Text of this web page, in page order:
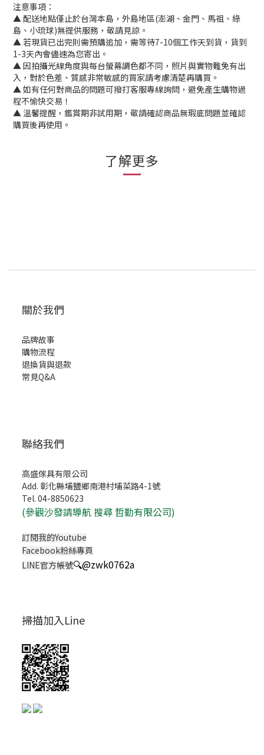
注意事項：
▲ 配送地點僅止於台灣本島，外島地區(澎湖、金門、馬祖、綠
島、小琉球)無提供服務，敬請見諒。
▲ 若現貨已出完則需預購追加，需等待7-10個工作天到貨，貨到
1-3天內會儘速為您寄出。
▲ 因拍攝光線角度與每台螢幕調色都不同，照片與實物難免有出
入，對於色差、質感非常敏感的買家請考慮清楚再購買。
▲ 如有任何對商品的問題可撥打客服專線詢問，避免產生購物過
程不愉快交易！
▲ 溫馨提醒，鑑賞期非試用期，敬請確認商品無瑕庛問題並確認
購買後再使用。
了解更多
關於我們
品牌故事
購物流程
退換貨與退款
常見Q&A
聯絡我們
高盛傢具有限公司
Add. 彰化縣埔鹽鄉南港村埔菜路4-1號
Tel. 04-8850623
(參觀沙發請導航 搜尋 哲勤有限公司)
訂閱我的Youtube
Facebook粉絲專頁
LINE官方帳號🔍@zwk0762a
掃描加入Line